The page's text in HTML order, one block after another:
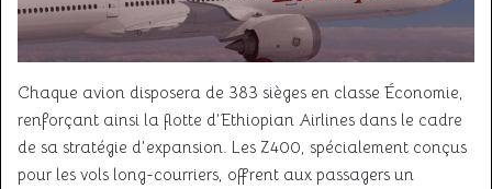
Chaque avion disposera de 383 sièges en classe Économie,
renforçant ainsi la flotte d’Ethiopian Airlines dans le cadre
de sa stratégie d’expansion. Les Z400, spécialement conçus
pour les vols long-courriers, offrent aux passagers un